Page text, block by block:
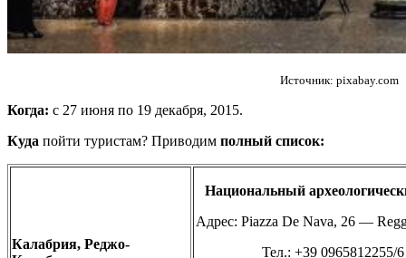
Источник: pixabay.com
Когда: с 27 июня по 19 декабря, 2015.
Куда пойти туристам? Приводим полный список:
Калабрия, Реджо-
Национальный
Адрес: Piazza De Nava, 26 —
Teл.: +39 0965812255/6